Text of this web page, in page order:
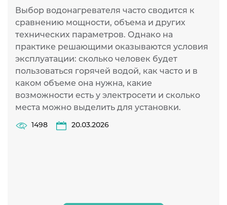
Выбор водонагревателя часто сводится к
сравнению мощности, объема и других
технических параметров. Однако на
практике решающими оказываются условия
эксплуатации: сколько человек будет
пользоваться горячей водой, как часто и в
каком объеме она нужна, какие
возможности есть у электросети и сколько
места можно выделить для установки.
1498 20.03.2026